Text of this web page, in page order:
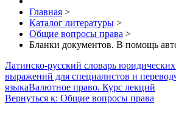
Главная >
Каталог литературы >
Общие вопросы права >
Бланки документов. В помощь
Латинско-русский словарь
выражений для специалистов и
языкаВалютное право. Курс лекций
Вернуться к: Общие вопросы права